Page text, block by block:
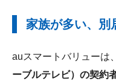
家族が多い、別
auスマートバリューは、
ーブルテレビ）の契約